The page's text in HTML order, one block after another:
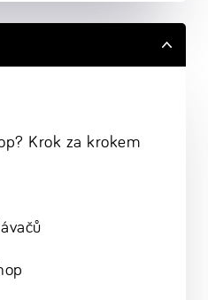
Krok za krokem